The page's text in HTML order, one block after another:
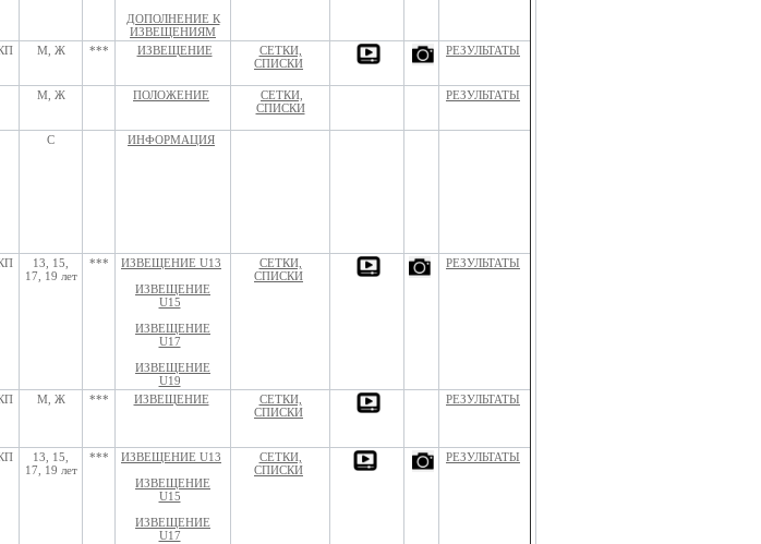
ДОПОЛНЕНИЕ К
ИЗВЕЩЕНИЯМ
М, Ж *** ИЗВЕЩЕНИЕ
СЕТКИ,
СПИСКИ
РЕЗУЛЬТАТЫ
М, Ж ПОЛОЖЕНИЕ
СЕТКИ,
СПИСКИ
РЕЗУЛЬТАТЫ
С ИНФОРМАЦИЯ
13, 15,
17, 19 лет
***
ИЗВЕЩЕНИЕ U13
ИЗВЕЩЕНИЕ
U15
ИЗВЕЩЕНИЕ
U17
ИЗВЕЩЕНИЕ
U19
СЕТКИ,
СПИСКИ
РЕЗУЛЬТАТЫ
М, Ж *** ИЗВЕЩЕНИЕ
СЕТКИ,
СПИСКИ
РЕЗУЛЬТАТЫ
13, 15,
17, 19 лет
***
ИЗВЕЩЕНИЕ U13
ИЗВЕЩЕНИЕ
U15
ИЗВЕЩЕНИЕ
U17
СЕТКИ,
СПИСКИ
РЕЗУЛЬТАТЫ